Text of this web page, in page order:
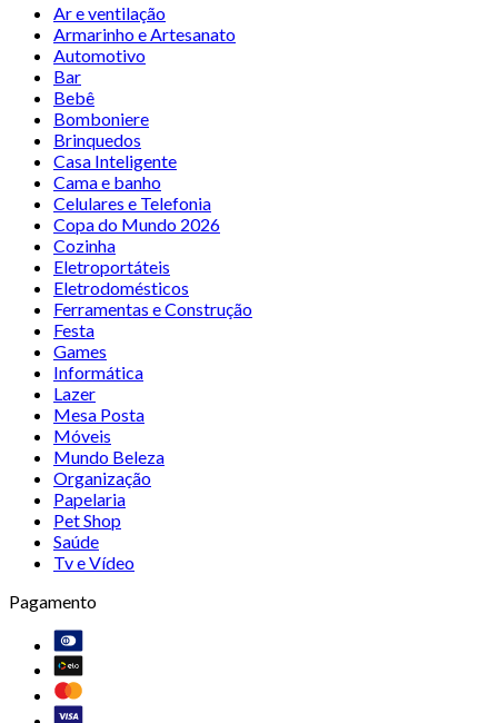
Ar e ventilação
Armarinho e Artesanato
Automotivo
Bar
Bebê
Bomboniere
Brinquedos
Casa Inteligente
Cama e banho
Celulares e Telefonia
Copa do Mundo 2026
Cozinha
Eletroportáteis
Eletrodomésticos
Ferramentas e Construção
Festa
Games
Informática
Lazer
Mesa Posta
Móveis
Mundo Beleza
Organização
Papelaria
Pet Shop
Saúde
Tv e Vídeo
Pagamento